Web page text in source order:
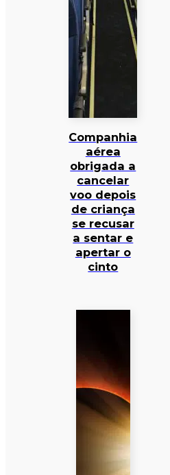
Companhia
aérea
obrigada a
cancelar
voo depois
de criança
se recusar
a sentar e
apertar o
cinto